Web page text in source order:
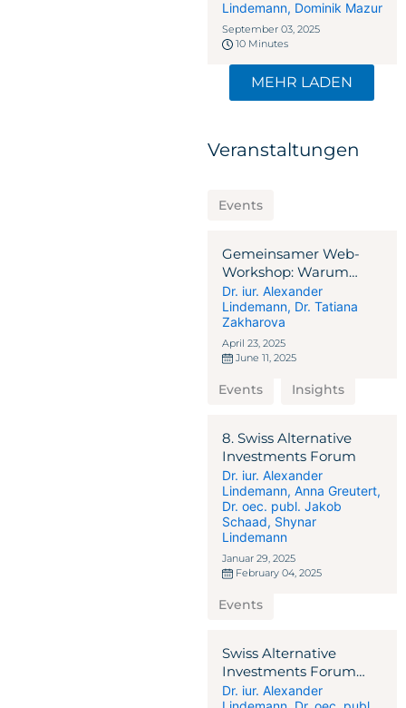
Lindemann, Dominik Mazur
September 03, 2025
10 Minutes
MEHR LADEN
Veranstaltungen
Events
Gemeinsamer Web-
Workshop: Warum
Alternative
Investment-Lösungen
in der Schweiz und
Malta?
Dr. iur. Alexander
Lindemann, Dr. Tatiana
Zakharova
April 23, 2025
June 11, 2025
Events Insights
8. Swiss Alternative
Investments Forum
Dr. iur. Alexander
Lindemann, Anna Greutert,
Dr. oec. publ. Jakob
Schaad, Shynar
Lindemann
Januar 29, 2025
February 04, 2025
Events
Swiss Alternative
Investments Forum
2021
Dr. iur. Alexander